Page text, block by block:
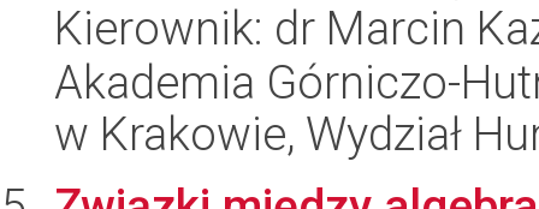
Kierownik: dr Marcin
Akademia Górniczo-
w Krakowie, Wydział